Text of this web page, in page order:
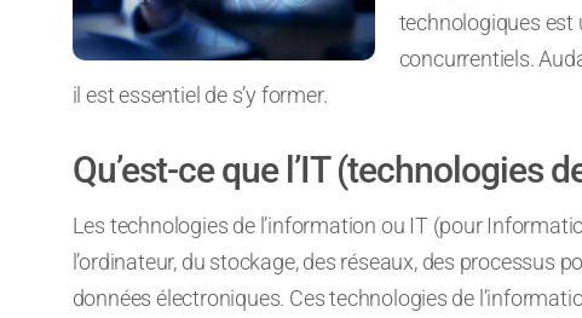
technologiques est
concurrentiels.
il est essentiel de s’y former.
Qu’est-ce que l’IT (technologies
Les technologies de l’information ou IT (pour
l’ordinateur, du stockage, des réseaux, des processus
données électroniques. Ces technologies de